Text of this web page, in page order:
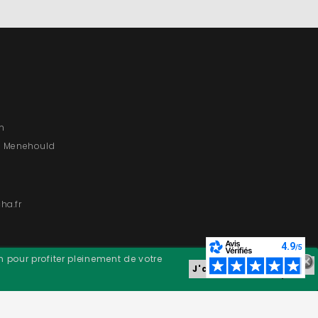
profiter pleinement de votre
J'accepte
En savoir
+
Menehould